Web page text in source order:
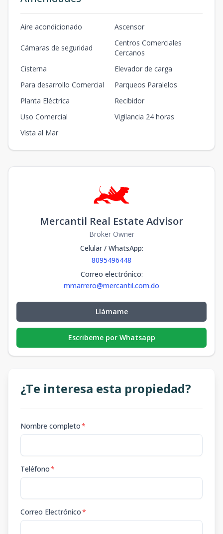
Aire acondicionado Ascensor
Cámaras de seguridad
Centros Comerciales
Cercanos
Cisterna
Elevador de carga
Para desarrollo Comercial
Parqueos Paralelos
Planta Eléctrica
Recibidor
Uso Comercial
Vigilancia 24 horas
Vista al Mar
Mercantil Real Estate Advisor
Broker Owner
Celular / WhatsApp:
8095496448
Correo electrónico:
mmarrero@mercantil.com.do
Llámame
Escribeme por Whatsapp
¿Te interesa esta propiedad?
Nombre completo*
Teléfono*
Correo Electrónico*